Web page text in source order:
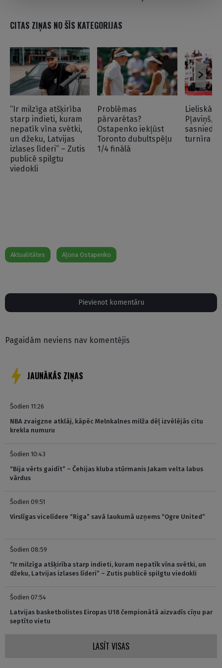
CITAS ZIŅAS NO ŠĪS KATEGORIJAS
“Ir milzīga atšķirība
starp indieti, kuram
nepatīk vīna svētki,
un džeku, Latvijas
izlases līderi” – Zutis
publicē spilgtu
viedokli
Problēmas
pārvarētas?
Ostapenko iekļūst
Toronto dubultspēļu
1/4 finālā
Lieliskā
Pļaviņš/
sasniedz
turnīra
Aktualitātes Aļona Ostapenko
Pievienot komentāru
Pagaidām neviens nav komentējis
JAUNĀKĀS ZIŅAS
Šodien 11:26
NBA zvaigzne atklāj, kāpēc Melnkalnes milža dēļ izvēlējās citu
krekla numuru
Šodien 10:43
“Bija vērts gaidīt” – Čehijas kluba stūrmanis Jakam velta labus
vārdus
Šodien 09:51
Virslīgas vicelīdere “Riga” savā laukumā uzņems “Ogre United”
Šodien 08:59
“Ir milzīga atšķirība starp indieti, kuram nepatīk vīna svētki, un
džeku, Latvijas izlases līderi” – Zutis publicē spilgtu viedokli
Šodien 07:54
Latvijas basketbolistes Eiropas U18 čempionātā aizvadīs cīņu par
septīto vietu
LASĪT VISAS